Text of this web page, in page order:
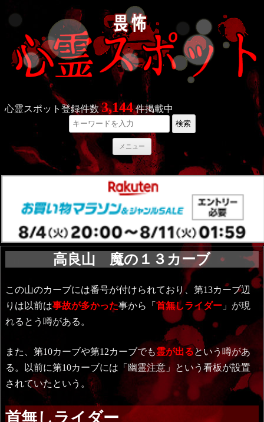
心霊スポット登録件数3,144件掲載中
検索
メニュー
コ
ン
テ
ン
ツ
へ
キ
ッ
プ
高良山 魔の１３カーブ
この山のカーブには番号が付けられており、第13カーブ辺
りは以前は事故が多かった事から「 首無しライダー 」が現
れるとう噂がある。
また、第10カーブや第12カーブでも霊が出るという噂があ
る。以前に第10カーブには「幽霊注意」という看板が設置
されていたという。
首無しライダー